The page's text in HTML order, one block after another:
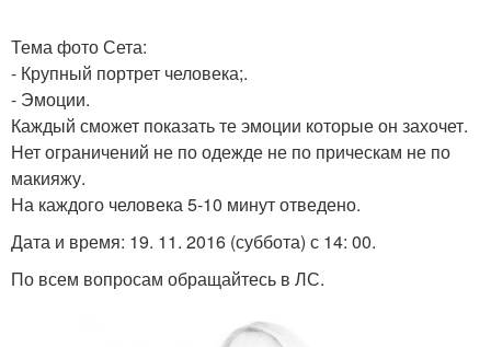
Тема фото Сета:
- Крупный портрет человека;.
- Эмоции.
Каждый сможет показать те эмоции которые он захочет.
Нет ограничений не по одежде не по прическам не по
макияжу.
На каждого человека 5-10 минут отведено.
Дата и время: 19. 11. 2016 (суббота) с 14: 00.
По всем вопросам обращайтесь в ЛС.